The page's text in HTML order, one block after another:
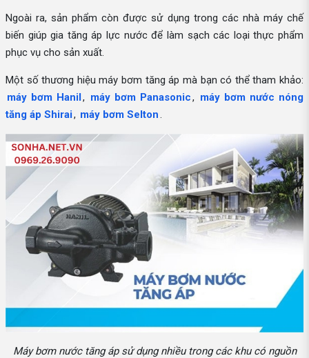
Ngoài ra, sản phẩm còn được sử dụng trong các nhà máy chế
biến giúp gia tăng áp lực nước để làm sạch các loại thực phẩm
phục vụ cho sản xuất.
Một số thương hiệu máy bơm tăng áp mà bạn có thể tham khảo:
máy bơm Hanil, máy bơm Panasonic, máy bơm nước nóng
tăng áp Shirai, máy bơm Selton.
Máy bơm nước tăng áp sử dụng nhiều trong các khu có nguồn